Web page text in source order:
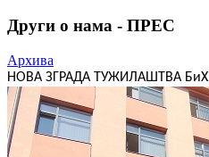
Други о нама - ПРЕС
Архива
НОВА ЗГРАДА ТУЖИЛАШТВА БиХ